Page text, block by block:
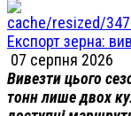
Експорт зерна:
07 серпня 2026
Вивезти цього
тонн лише двох